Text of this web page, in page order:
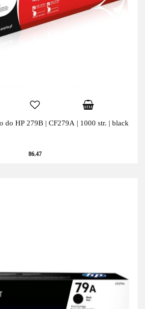
do HP 279B | CF279A | 1000 str. | black
86.47